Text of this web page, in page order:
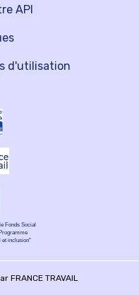
API
d'utilisation
Fonds Social
et inclusion"
FRANCE TRAVAIL